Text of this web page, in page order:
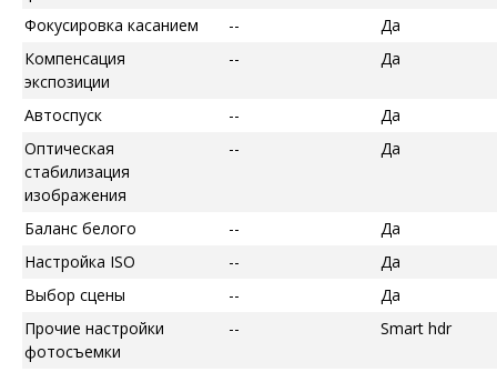
Фокусировка касанием --
Да
Компенсация
экспозиции
-- Да
Автоспуск --
Да
Оптическая
стабилизация
изображения
-- Да
Баланс белого --
Да
Настройка ISO
--
Да
Выбор сцены
--
Да
Прочие настройки
фотосъемки
-- Smart hdr